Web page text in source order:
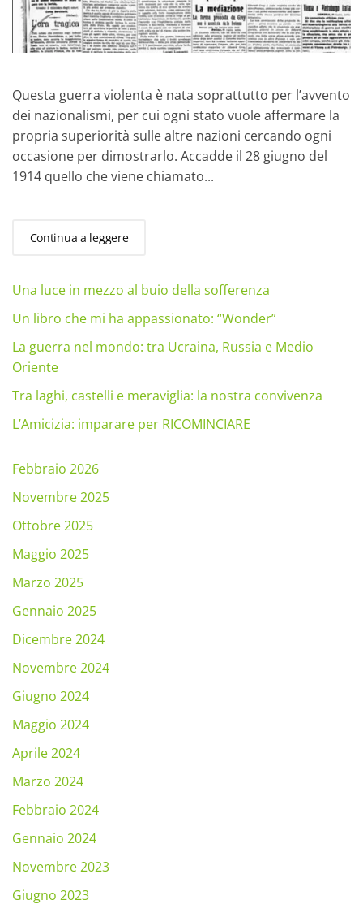
Questa guerra violenta è nata soprattutto per l’avvento
dei nazionalismi, per cui ogni stato vuole affermare la
propria superiorità sulle altre nazioni cercando ogni
occasione per dimostrarlo. Accadde il 28 giugno del
1914 quello che viene chiamato...
Continua a leggere
Una luce in mezzo al buio della sofferenza
Un libro che mi ha appassionato: “Wonder”
La guerra nel mondo: tra Ucraina, Russia e Medio
Oriente
Tra laghi, castelli e meraviglia: la nostra convivenza
L’Amicizia: imparare per RICOMINCIARE
Febbraio 2026
Novembre 2025
Ottobre 2025
Maggio 2025
Marzo 2025
Gennaio 2025
Dicembre 2024
Novembre 2024
Giugno 2024
Maggio 2024
Aprile 2024
Marzo 2024
Febbraio 2024
Gennaio 2024
Novembre 2023
Giugno 2023